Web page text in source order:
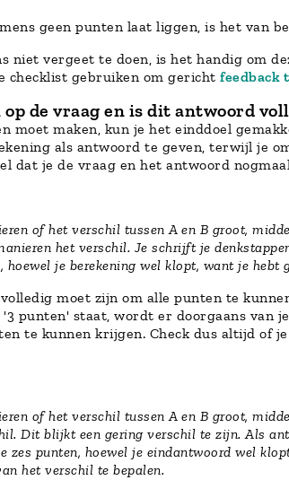
geen punten laat liggen, is het van
niet vergeet te doen, is het handig om
checklist gebruiken om gericht feedback
de vraag en is dit antwoord
moet maken, kun je het einddoel
als antwoord te geven, terwijl je
dat je de vraag en het antwoord
of het verschil tussen A en B groot,
het verschil. Je schrijft je
je berekening wel klopt, want je
moet zijn om alle punten te
punten' staat, wordt er doorgaans van
te kunnen krijgen. Check dus altijd
of het verschil tussen A en B groot,
Dit blijkt een gering verschil te zijn. Als
punten, hoewel je eindantwoord wel
het verschil te bepalen.